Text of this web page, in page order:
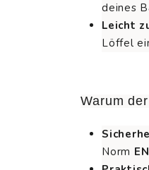
deines
Leicht
Löffel
Warum
Norm